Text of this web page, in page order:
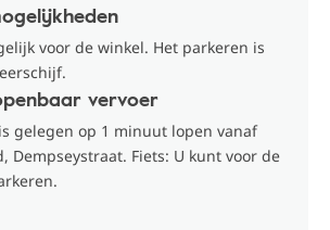
voor de winkel. Het parkeren is
vervoer
gelegen op 1 minuut lopen vanaf
Dempseystraat. Fiets: U kunt voor de